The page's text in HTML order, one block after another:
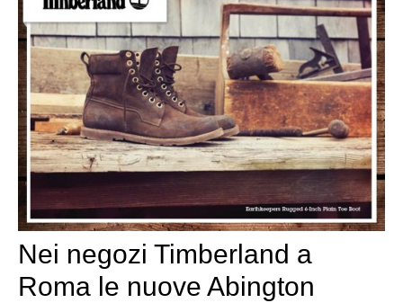
Nei negozi Timberland a
Roma le nuove Abington